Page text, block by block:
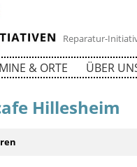
Reparatur-
& ORTE ÜBER
Hillesheim